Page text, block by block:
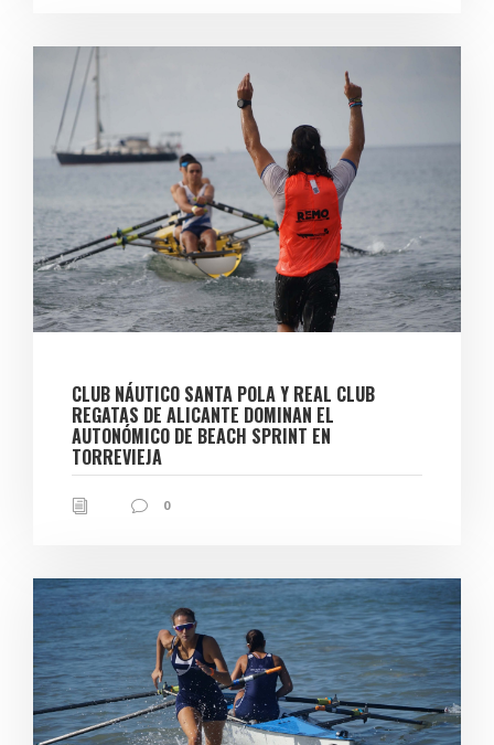
CLUB NÁUTICO SANTA POLA Y REAL CLUB
REGATAS DE ALICANTE DOMINAN EL
AUTONÓMICO DE BEACH SPRINT EN
TORREVIEJA
0